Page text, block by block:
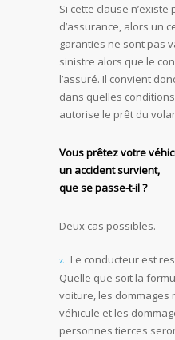
Si cette clause
d’assurance, alors un
garanties ne sont pas
sinistre alors que le
l’assuré. Il convient
dans quelles
autorise le prêt du
Vous prêtez votre
un accident survient,
que se passe-t-il ?
Deux cas possibles.
Le conducteur est
Quelle que soit la
voiture, les dommages
véhicule et les
personnes tierces